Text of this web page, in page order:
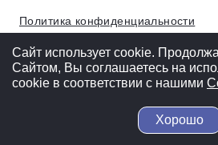
Политика конфиденциальности
Обработка персональных данных
Полная
© 2004-2026 ВелоСклад.ру - более
Сайт использует cookie.
Сайтом, Вы соглашаетесь на
cookie в соответствии с нашими
Хорошо